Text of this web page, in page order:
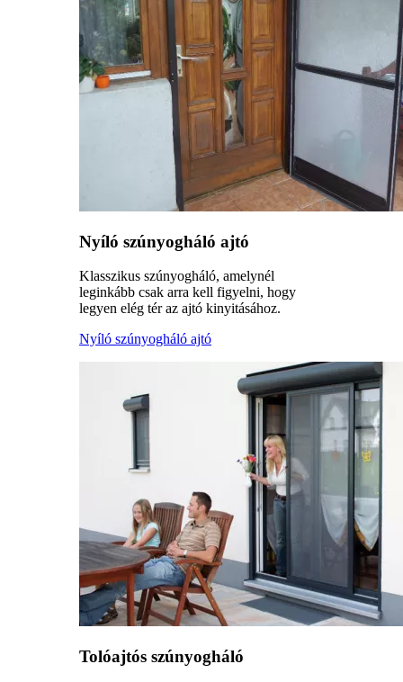
Nyíló szúnyogháló ajtó
Klasszikus szúnyogháló, amelynél
leginkább csak arra kell figyelni, hogy
legyen elég tér az ajtó kinyitásához.
Nyíló szúnyogháló ajtó
Tolóajtós szúnyogháló